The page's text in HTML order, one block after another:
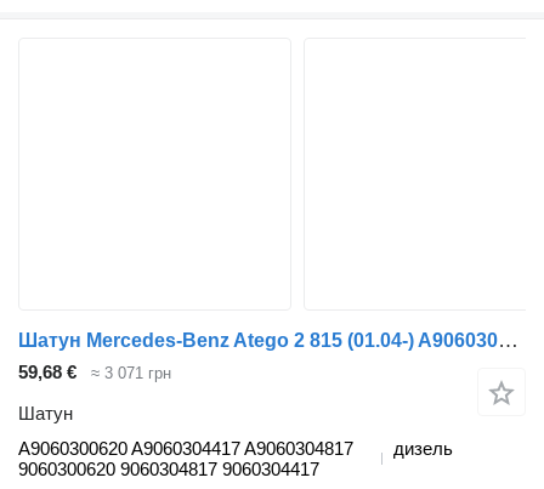
Шатун Mercedes-Benz Atego 2 815 (01.04-) A9060300620 до тягача Mercedes-Benz Atego, Atego 2, Atego 3 (1996-)
59,68 € ≈ 3 071 грн
Шатун
A9060300620 A9060304417 A9060304817
9060300620 9060304817 9060304417
дизель